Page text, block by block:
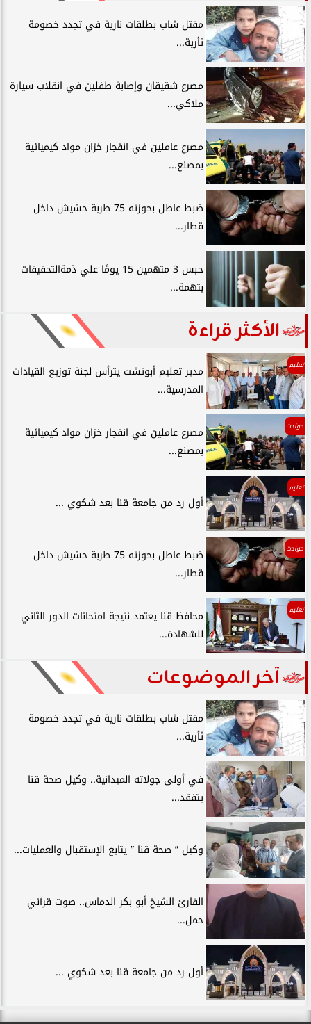
مقتل شاب بطلقات نارية في تجدد خصومة
ثأرية...
مصرع شقيقان وإصابة طفلين في انقلاب سيارة
ملاكي...
مصرع عاملين في انفجار خزان مواد كيميائية
بمصنع...
ضبط عاطل بحوزته 75 طربة حشيش داخل
قطار...
حبس 3 متهمين 15 يومًا علي ذمةالتحقيقات
بتهمة...
الأكثر قراءة
تعليم
مدير تعليم أبوتشت يترأس لجنة توزيع القيادات
المدرسية...
حوادث
مصرع عاملين في انفجار خزان مواد كيميائية
بمصنع...
تعليم
أول رد من جامعة قنا بعد شكوي ...
حوادث
ضبط عاطل بحوزته 75 طربة حشيش داخل
قطار...
تعليم
محافظ قنا يعتمد نتيجة امتحانات الدور الثاني
للشهادة...
آخر الموضوعات
مقتل شاب بطلقات نارية في تجدد خصومة
ثأرية...
في أولى جولاته الميدانية.. وكيل صحة قنا
يتفقد...
وكيل ” صحة قنا ” يتابع الإستقبال والعمليات...
القارئ الشيخ أبو بكر الدماس.. صوت قرآني
حمل...
أول رد من جامعة قنا بعد شكوي ...